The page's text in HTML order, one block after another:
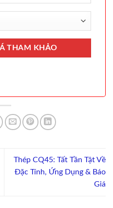
Thép CQ45: Tất Tần Tật Về
Đặc Tính, Ứng Dụng & Báo
Giá